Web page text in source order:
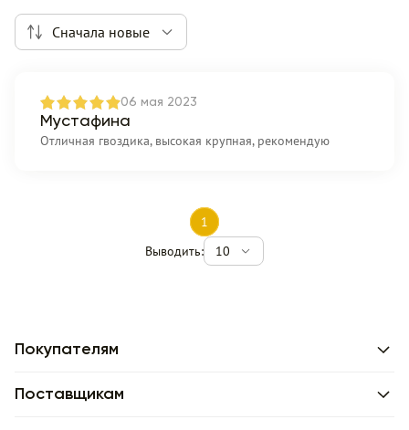
Сначала новые
06 мая 2023
Мустафина
Отличная гвоздика, высокая крупная, рекомендую
1
Выводить:
10
Покупателям
Поставщикам